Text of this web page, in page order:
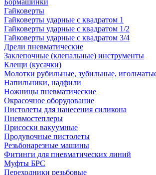
Бормашинки
Гайковерты
Гайковерты ударные с квадратом 1
Гайковерты ударные с квадратом 1/2
Гайковерты ударные с квадратом 3/4
Дрели пневматические
Заклепочные (клепальные) инструменты
Клещи (кусачки)
Молотки рубильные, зубильные,
Напильники, надфили
Ножницы пневматические
Окрасочное оборудование
Пистолеты для нанесения силикона
Пневмостеплеры
Присоски вакуумные
Продувочные пистолеты
Резьбонарезные машины
Фитинги для пневматических линий
Муфты БРС
Переходники резьбовые